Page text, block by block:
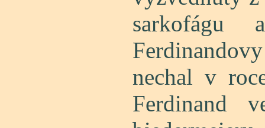
sarkofágu
nechal v
Ferdinand